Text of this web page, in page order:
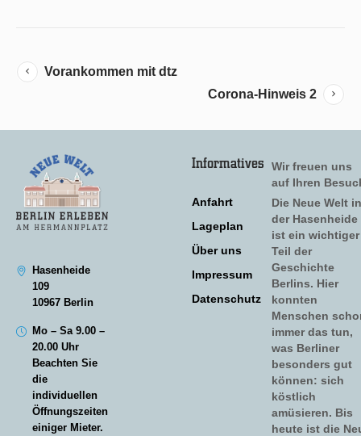
Vorankommen mit dtz
Corona-Hinweis 2
Hasenheide
109
10967 Berlin
Mo – Sa 9.00 –
20.00 Uhr
Beachten Sie
die
individuellen
Öffnungszeiten
einiger Mieter.
Informatives
Anfahrt
Lageplan
Über uns
Impressum
Datenschutz
Wir freuen uns
auf Ihren
Die Neue Welt in
der Hasenheide
ist ein wichtiger
Teil der
Geschichte
Berlins. Hier
konnten
Menschen
immer das tun,
was Berliner
besonders gut
können: sich
köstlich
amüsieren. Bis
heute ist die